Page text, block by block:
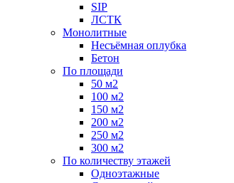
SIP
ЛСТК
Монолитные
Несъёмная оплубка
Бетон
По площади
50 м2
100 м2
150 м2
200 м2
250 м2
300 м2
По количеству этажей
Одноэтажные